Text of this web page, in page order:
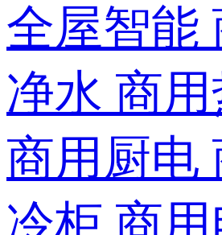
全屋智能
净水 商
商用厨电
冷柜 商